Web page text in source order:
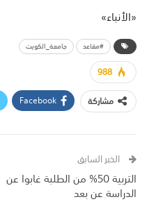
«الأنباء»
#مقاعد جامعة_الكويت
988
مشاركة
Facebook
الخبر السابق
التربية 50% من الطلبة غابوا عن
الدراسة عن بعد